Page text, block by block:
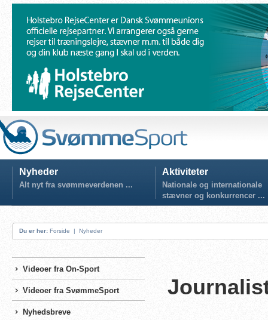
Nyheder
Alt nyt fra svømmeverdenen ...
Aktiviteter
Nationale og internationale
stævner og konkurrencer ...
Du er her: Forside | Nyheder
Videoer fra On-Sport
Videoer fra SvømmeSport
Nyhedsbreve